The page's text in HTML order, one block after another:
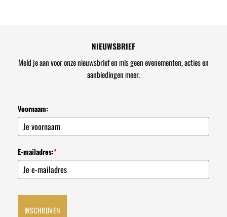
NIEUWSBRIEF
Meld je aan voor onze nieuwsbrief en mis geen evenementen, acties en
aanbiedingen meer.
Voornaam:
E-mailadres:*
INSCHRIJVEN